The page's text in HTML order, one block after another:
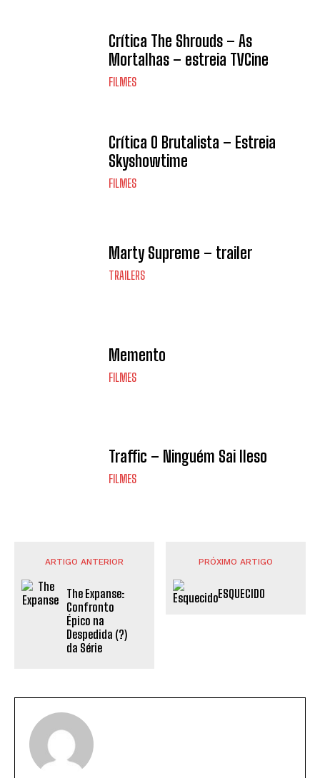
Crítica The Shrouds – As
Mortalhas – estreia TVCine
FILMES
Crítica O Brutalista – Estreia
Skyshowtime
FILMES
Marty Supreme – trailer
TRAILERS
Memento
FILMES
Traffic – Ninguém Sai Ileso
FILMES
ARTIGO ANTERIOR
The Expanse:
Confronto
Épico na
Despedida (?)
da Série
PRÓXIMO ARTIGO
ESQUECIDO